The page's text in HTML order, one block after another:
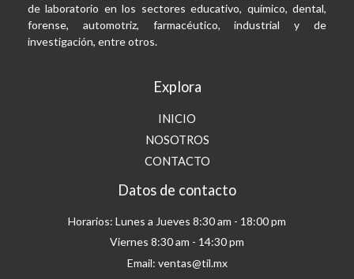
de laboratorio en los sectores educativo, químico, dental,
forense, automotriz, farmacéutico, industrial y de
investigación, entre otros.
Explora
INICIO
NOSOTROS
CONTACTO
Datos de contacto
Horarios: Lunes a Jueves 8:30 am - 18:00 pm
Viernes 8:30 am - 14:30 pm
Email: ventas@til.mx